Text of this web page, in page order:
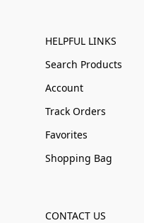
HELPFUL LINKS
Search Products
Account
Track Orders
Favorites
Shopping Bag
CONTACT US